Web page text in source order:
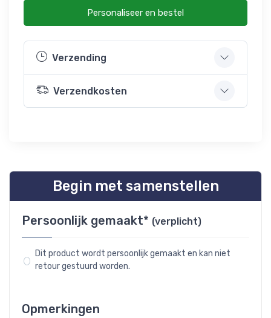
Personaliseer en bestel
Verzending
Verzendkosten
Begin met samenstellen
Persoonlijk gemaakt* (verplicht)
Dit product wordt persoonlijk gemaakt en kan niet
retour gestuurd worden.
Opmerkingen